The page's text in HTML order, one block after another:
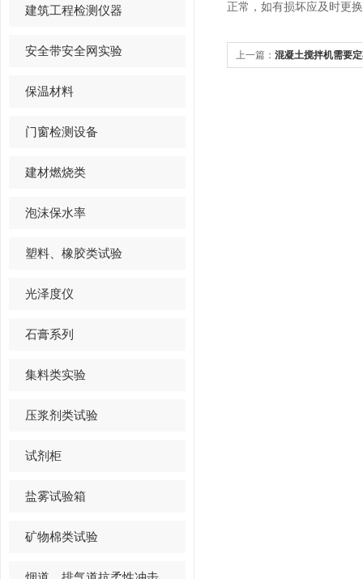
建筑工程检测仪器
安全带安全网实验
保温材料
门窗检测设备
建材燃烧类
泡沫保水率
塑料、橡胶类试验
光泽度仪
石膏系列
集料类实验
压浆剂类试验
试剂柜
盐雾试验箱
矿物棉类试验
正常，如有损坏应及时更
上一篇： 混凝土搅拌机需要